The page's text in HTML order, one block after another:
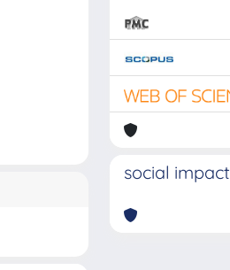
social impact